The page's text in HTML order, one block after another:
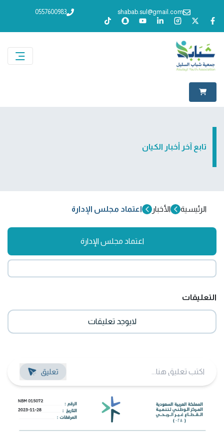
shabab.sul@gmail.com
0557600983
تابع آخر أخبار الكيان
الرئيسية الأخبار اعتماد مجلس الإدارة
اعتماد مجلس الإدارة
التعليقات
لايوجد تعليقات